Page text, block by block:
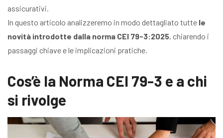
assicurativi.
In questo articolo analizzeremo in modo dettagliato tutte le
novità introdotte dalla norma CEI 79-3:2025, chiarendo i
passaggi chiave e le implicazioni pratiche.
Cos’è la Norma CEI 79-3 e a chi
si rivolge